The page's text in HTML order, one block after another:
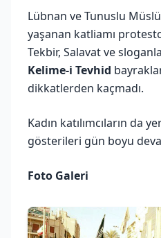
Lübnan ve Tunuslu
yaşanan katliamı
Tekbir, Salavat ve
Kelime-i Tevhid
dikkatlerden kaçmadı.
Kadın katılımcıların da
gösterileri gün boyu
Foto Galeri